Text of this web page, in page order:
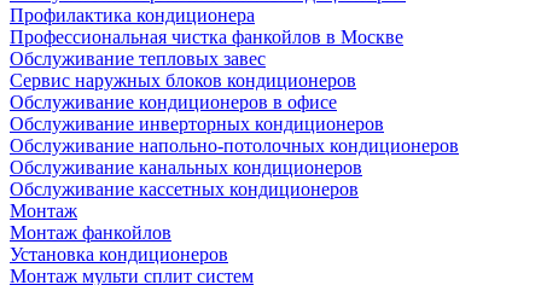
Профилактика кондиционера
Профессиональная чистка фанкойлов в Москве
Обслуживание тепловых завес
Сервис наружных блоков кондиционеров
Обслуживание кондиционеров в офисе
Обслуживание инверторных кондиционеров
Обслуживание напольно-потолочных кондиционеров
Обслуживание канальных кондиционеров
Обслуживание кассетных кондиционеров
Монтаж
Монтаж фанкойлов
Установка кондиционеров
Монтаж мульти сплит систем